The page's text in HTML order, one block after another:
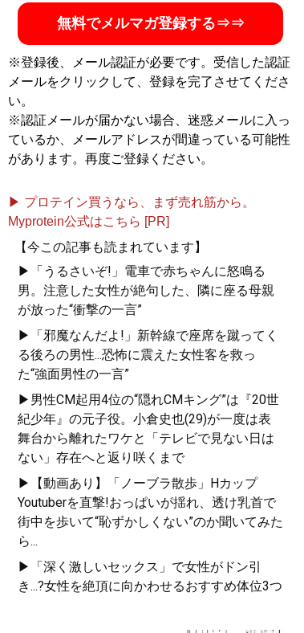
無料でメルマガ登録する⇒⇒
※登録後、メール認証が必要です。受信した認証
メールをクリックして、登録を完了させてくださ
い。
※認証メールが届かない場合、迷惑メールに入っ
ているか、メールアドレスが間違っている可能性
があります。再度ご登録ください。
▶ プロテイン買うなら、まず売れ筋から。
Myprotein公式はこちら [PR]
【今この記事も読まれています】
▶「うるさいぞ!」電車で赤ちゃんに怒鳴る
男。注意した女性が絶句した、隣に座る母親
が放った“衝撃の一言”
▶「邪魔なんだよ!」新幹線で座席を蹴ってく
る後ろの男性...恐怖に震えた女性客を救っ
た“強面男性の一言”
▶男性CM起用4位の“隠れCMキング”は『20世
紀少年』の元子役。小倉史也(29)が一度は表
舞台から離れたワケと「テレビで見ない日は
ない」存在へと返り咲くまで
▶【動画あり】「ノーブラ散歩」Hカップ
Youtuberを直撃!おっぱいが揺れ、透け乳首で
街中を歩いて“恥ずかしくない”のか聞いてみた
ら...
▶「深く激しいセックス」で女性がドン引
き...?女性を絶頂に向かわせるおすすめ体位3つ